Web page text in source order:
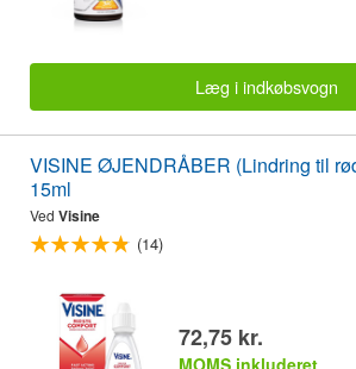
Læg i indkøbsvogn
VISINE ØJENDRÅBER (Lindring til
15ml
Ved Visine
(14)
72,75 kr.